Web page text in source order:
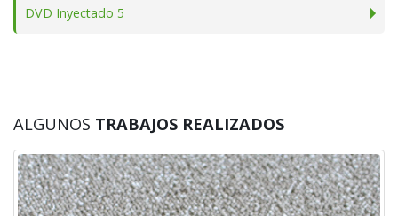
DVD Inyectado 5
ALGUNOS TRABAJOS REALIZADOS